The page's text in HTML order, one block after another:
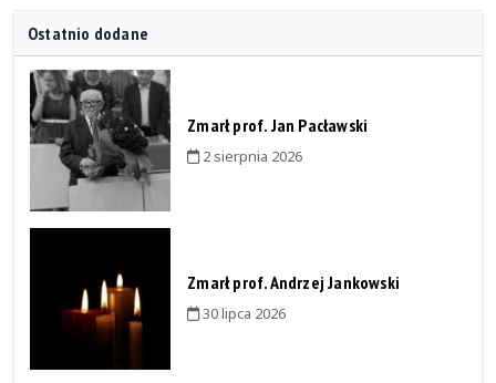
Ostatnio dodane
Zmarł prof. Jan Pacławski
2 sierpnia 2026
Zmarł prof. Andrzej Jankowski
30 lipca 2026